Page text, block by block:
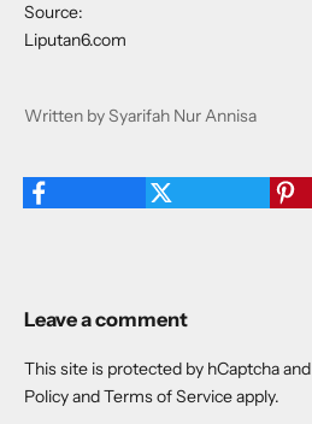
Source:
Liputan6.com
Written by Syarifah Nur Annisa
Leave a comment
This site is protected by hCaptcha
PolicyandTerms of Serviceapply.